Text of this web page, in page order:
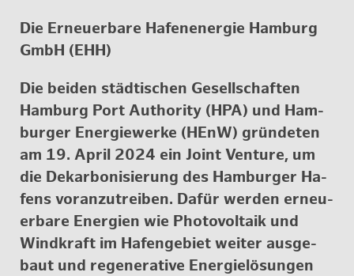
Die Er­neu­er­ba­re Ha­fe­n­ener­gie Ham­burg
GmbH (EHH)
Die bei­den städ­ti­schen Ge­sell­schaf­ten
Ham­burg Port Aut­ho­ri­ty (HPA) und Ham­
bur­ger En­er­gie­wer­ke (HEnW) grün­de­ten
am 19. April 2024 ein Joint Ven­ture, um
die Dekar­bo­ni­sie­rung des Ham­bur­ger Ha­
fens vor­an­zu­trei­ben. Dafür wer­den er­neu­
er­ba­re En­er­gi­en wie Pho­to­vol­ta­ik und
Wind­kraft im Ha­fen­ge­biet wei­ter aus­ge­
baut und re­ge­ne­ra­ti­ve En­er­gie­lö­sun­gen